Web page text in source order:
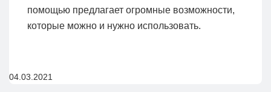
помощью предлагает огромные возможности,
которые можно и нужно использовать.
04.03.2021